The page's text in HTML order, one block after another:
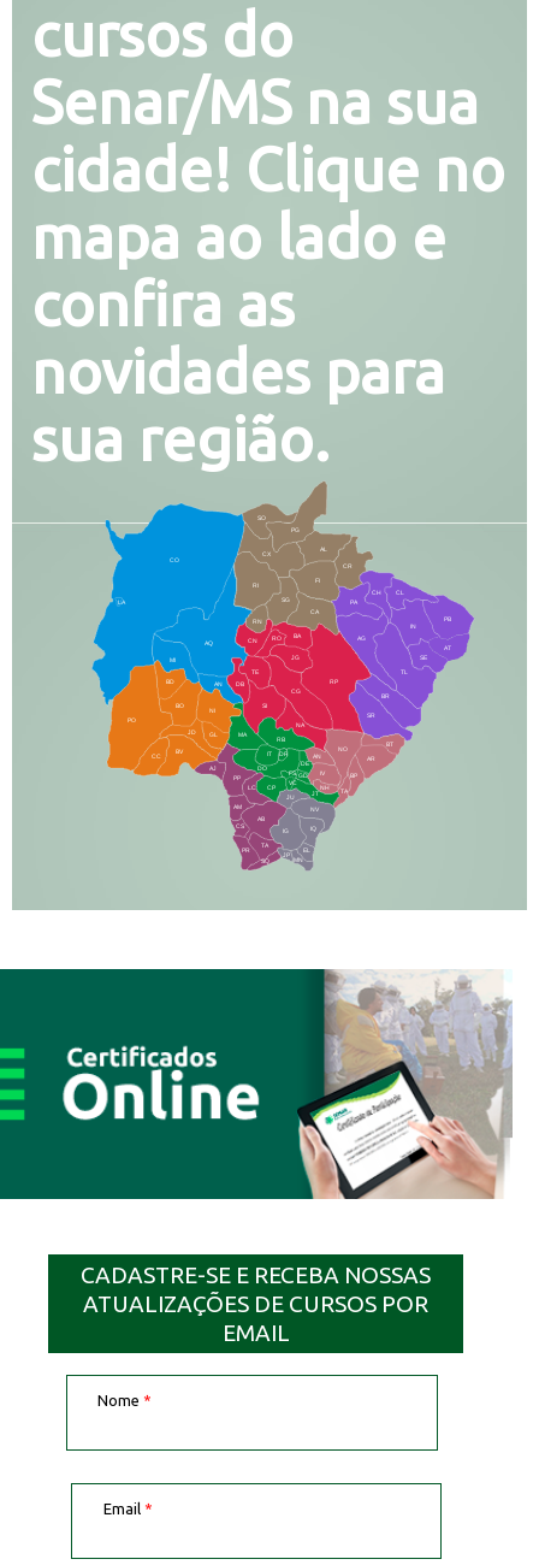
cursos do
Senar/MS na sua
cidade! Clique no
mapa ao lado e
confira as
novidades para
sua região.
CO
AQ
MI
AN
CX
RI
AL
CR
FI
SG
BA
CA
PA
CH CL
PB
SE
TL
AG
BR
SR
BT
AR
RP
RO
JG
CG
SI
NA
TA
NH
JT
RB
MA
IT
DR
DO
CP
JU
NV
IQ
EL
BD
BO
NI
JD
PO
BV
CC
PP
AJ
LC
AM
AB
JP
DB
TE
CS
PR
TA
SQ
IG
MN
IN
NO
BP
RN
CN
GL
AN
IV
FS
VC
GD
DE
AT
PG
SO
LA
CADASTRE-SE E RECEBA NOSSAS
ATUALIZAÇÕES DE CURSOS POR
EMAIL
Nome *
Email *